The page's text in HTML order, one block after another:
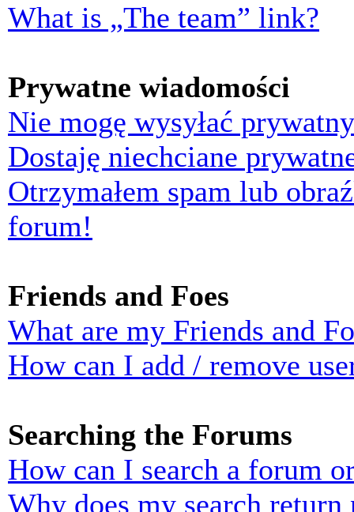
What is „The team” link?
Prywatne wiadomości
Nie mogę wysyłać
Dostaję niechciane
Otrzymałem spam lub
forum!
Friends and Foes
What are my Friends and
How can I add / remove
Searching the Forums
How can I search a forum
Why does my search return